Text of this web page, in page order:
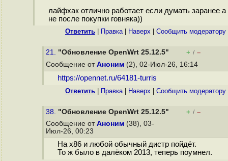
лайфхак отлично работает если думать заранее а
не после покупки говняка))
Ответить Правка| Наверх Cообщить модератору
21. "Обновление OpenWrt 25.12.5" + / –
Сообщение от Аноним (2), 02-Июл-26, 16:14
https://opennet.ru/64181-turris
Ответить Правка| Наверх Cообщить модератору
38. "Обновление OpenWrt 25.12.5" + / –
Сообщение от Аноним (38), 03-
Июл-26, 00:23
На x86 и любой обычный дистр пойдёт.
То ж было в далёком 2013, теперь поумнел.